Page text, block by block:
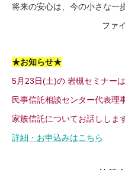
将来の安心は、今の小さな一
ファ
★お知らせ★
5月23日(土)の 岩槻セミナーは
民事信託相談センター代表理
家族信託についてお話ししま
詳細・お申込みはこちら